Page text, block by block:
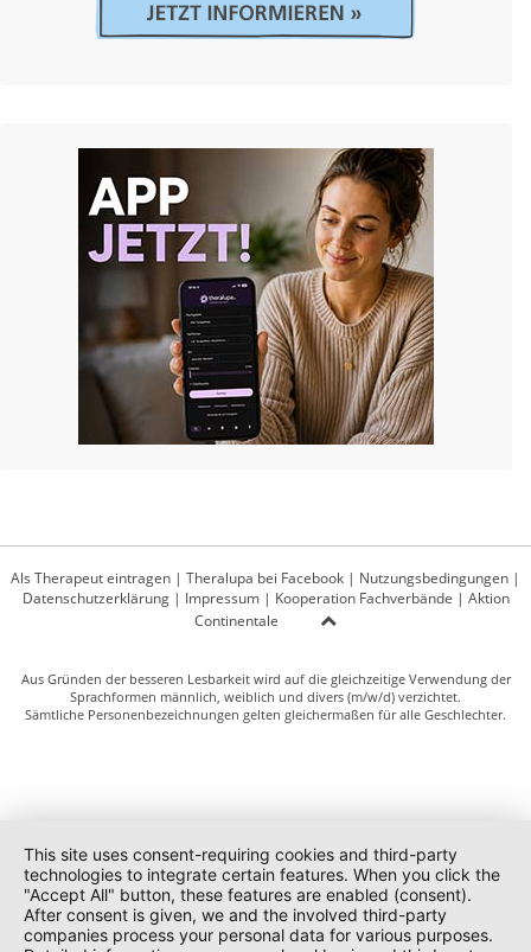
Als Therapeut eintragen | Theralupa bei Facebook | Nutzungsbedingungen |
Datenschutzerklärung| Impressum| Kooperation Fachverbände | Aktion
Continentale
Aus Gründen der besseren Lesbarkeit wird auf die gleichzeitige Verwendung der
Sprachformen männlich, weiblich und divers (m/w/d) verzichtet.
Sämtliche Personenbezeichnungen gelten gleichermaßen für alle Geschlechter.
This site uses consent-requiring cookies and third-party
technologies to integrate certain features. When you click the
"Accept All" button, these features are enabled (consent).
After consent is given, we and the involved third-party
companies process your personal data for various purposes.